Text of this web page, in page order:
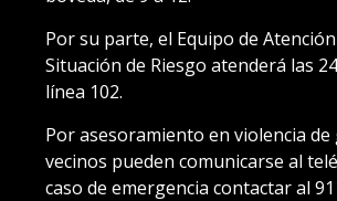
Por su parte, el Equipo de
Situación de Riesgo atenderá las
línea 102.
Por asesoramiento en violencia de
vecinos pueden comunicarse al
caso de emergencia contactar al